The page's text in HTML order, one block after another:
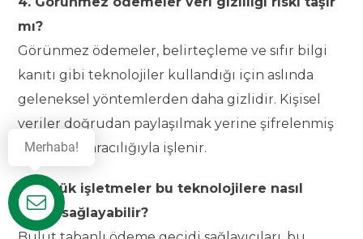
mı?
Görünmez ödemeler, belirteçleme ve sıfır bilgi
kanıtı gibi teknolojiler kullandığı için aslında
geleneksel yöntemlerden daha gizlidir. Kişisel
veriler doğrudan paylaşılmak yerine şifrelenmiş
anahtarlar aracılığıyla işlenir.
5. Küçük işletmeler bu teknolojilere nasıl
uyum sağlayabilir?
Destek
Merhaba!